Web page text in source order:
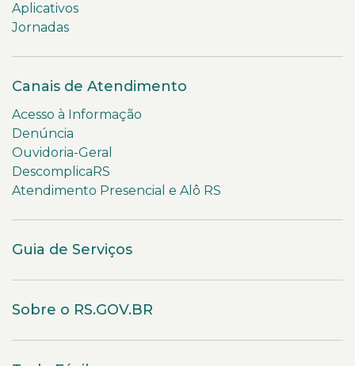
Aplicativos
Jornadas
Canais de Atendimento
Acesso à Informação
Denúncia
Ouvidoria-Geral
DescomplicaRS
Atendimento Presencial e Alô RS
Guia de Serviços
Sobre o RS.GOV.BR